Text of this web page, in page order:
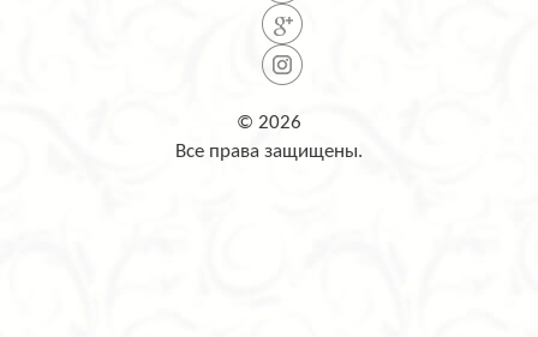
© 2026
Все права защищены.